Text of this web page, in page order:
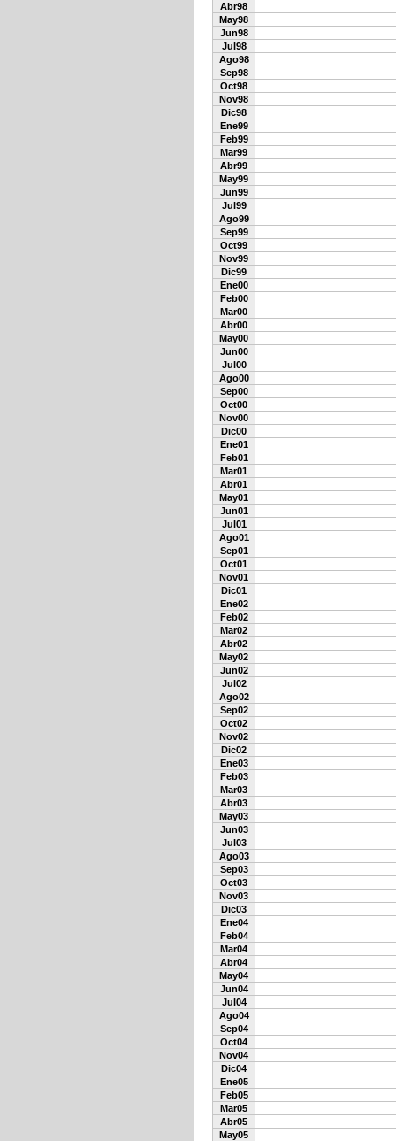
Abr98
May98
Jun98
Jul98
Ago98
Sep98
Oct98
Nov98
Dic98
Ene99
Feb99
Mar99
Abr99
May99
Jun99
Jul99
Ago99
Sep99
Oct99
Nov99
Dic99
Ene00
Feb00
Mar00
Abr00
May00
Jun00
Jul00
Ago00
Sep00
Oct00
Nov00
Dic00
Ene01
Feb01
Mar01
Abr01
May01
Jun01
Jul01
Ago01
Sep01
Oct01
Nov01
Dic01
Ene02
Feb02
Mar02
Abr02
May02
Jun02
Jul02
Ago02
Sep02
Oct02
Nov02
Dic02
Ene03
Feb03
Mar03
Abr03
May03
Jun03
Jul03
Ago03
Sep03
Oct03
Nov03
Dic03
Ene04
Feb04
Mar04
Abr04
May04
Jun04
Jul04
Ago04
Sep04
Oct04
Nov04
Dic04
Ene05
Feb05
Mar05
Abr05
May05